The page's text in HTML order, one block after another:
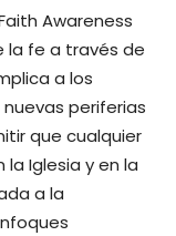
Awareness
la fe a través de
a los
periferias
que cualquier
Iglesia y en la
a la